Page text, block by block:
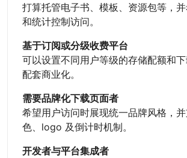
打算托管电子书、模板、资源包等，
和统计控制访问。
基于订阅或分级收费平台
可以设置不同用户等级的存储配额和
配套商业化。
需要品牌化下载页面者
希望用户访问时展现统一品牌风格，
色、logo 及倒计时机制。
开发者与平台集成者